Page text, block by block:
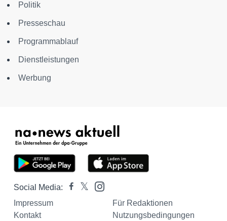
Politik
Presseschau
Programmablauf
Dienstleistungen
Werbung
Social Media:
Impressum
Für Redaktionen
Kontakt
Nutzungsbedingungen